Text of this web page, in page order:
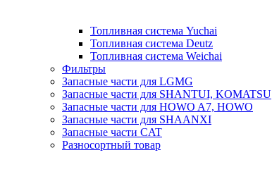
Топливная система Yuchai
Топливная система Deutz
Топливная система Weichai
Фильтры
Запасные части для LGMG
Запасные части для SHANTUI, KOMATSU
Запасные части для HOWO A7, HOWO
Запасные части для SHAANXI
Запасные части CAT
Разносортный товар